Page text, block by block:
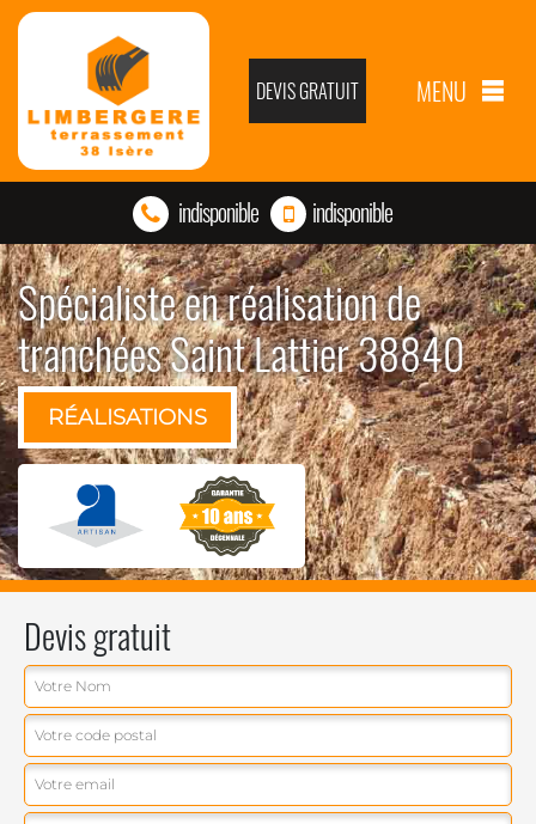
DEVIS GRATUIT MENU
indisponible indisponible
Spécialiste en réalisation de
tranchées Saint Lattier 38840
RÉALISATIONS
Devis gratuit